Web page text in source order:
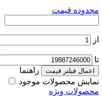
محدوده قیمت
از
تا
اعمال فیلتر قیمت
راهنما
نمایش محصولات موجود
محصولات ویژه